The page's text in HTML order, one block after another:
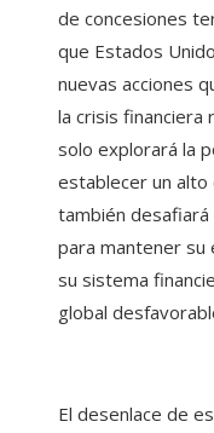
de concesiones
que Estados
nuevas acciones
la crisis financiera
solo explorará la
establecer un alto
también desafiará
para mantener su
su sistema
global
El desenlace de